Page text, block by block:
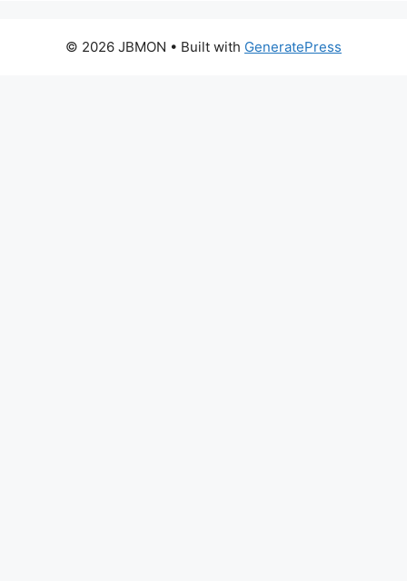
© 2026 JBMON • Built with GeneratePress